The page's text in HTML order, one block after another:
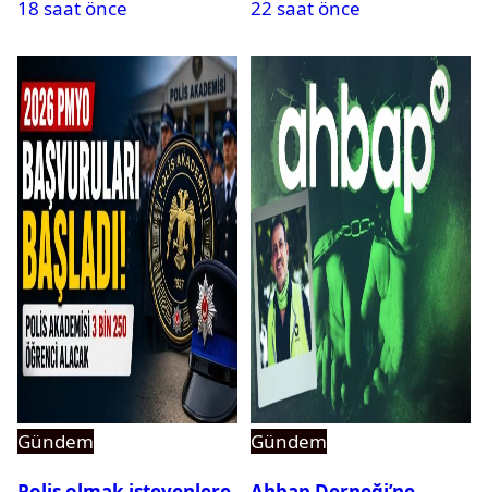
18 saat önce
22 saat önce
Gündem
Gündem